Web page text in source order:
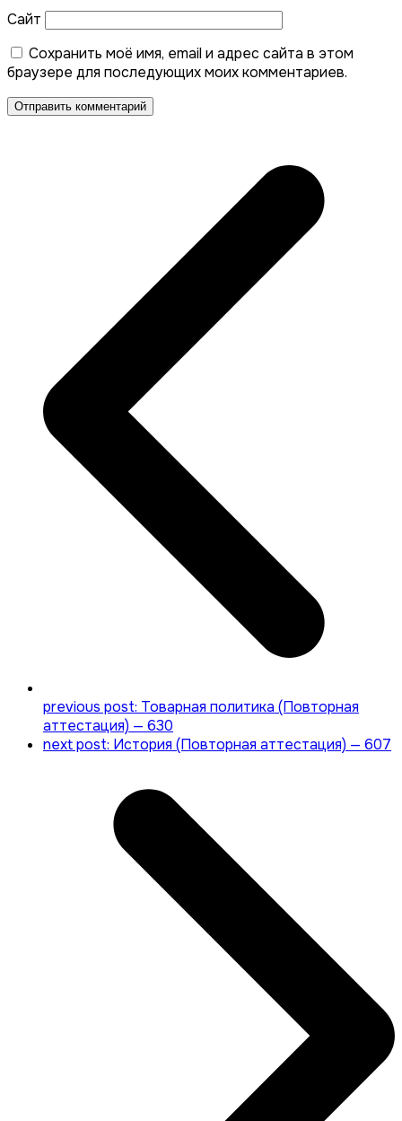
Сайт
Сохранить моё имя, email и адрес сайта в этом
браузере для последующих моих комментариев.
previous post: Товарная политика (Повторная
аттестация) — 630
next post: История (Повторная аттестация) — 607